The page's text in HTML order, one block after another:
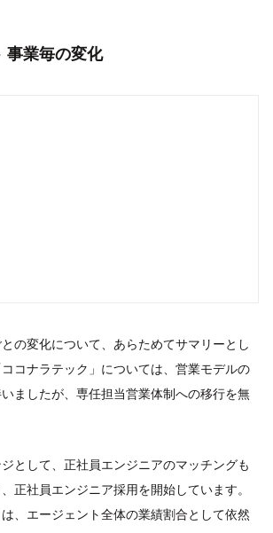
事業毎の変化
の変化について、あらためてサマリーとし
コナラテック」については、営業モデルの
ましたが、専任担当営業体制への移行を無
として、正社員エンジニアのマッチングも
正社員エンジニア採用を開始しています。
は、エージェント全体の業績割合として依然